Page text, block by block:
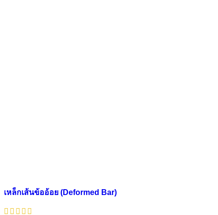
เหล็กเส้นข้ออ้อย (Deformed Bar)